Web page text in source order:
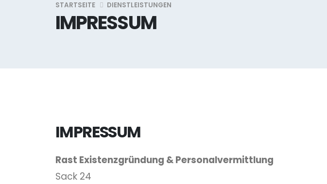
STARTSEITE DIENSTLEISTUNGEN
IMPRESSUM
IMPRESSUM
Rast Existenzgründung & Personalvermittlung
Sack 24